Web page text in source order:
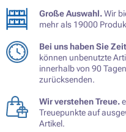
Große Auswahl.Wir
mehr als 19000
Bei uns haben Sie
können unbenutzte
innerhalb von 90 Tagen
zurücksenden.
Wir verstehen Treue.
Treuepunkte auf
Artikel.